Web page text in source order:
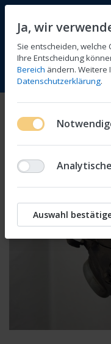
Menü Anmelden
Ja, wir
Sie entscheiden, welche
Ihre Entscheidung
Bereich ändern. Weitere
Datenschutzerklärung.
Auswahl